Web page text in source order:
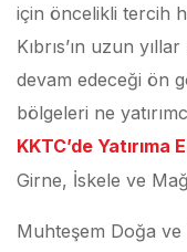
için öncelikli tercih
Kıbrıs’ın uzun
devam edeceği ön
bölgeleri ne
KKTC’de Yatırıma
Girne, İskele ve
Muhteşem Doğa ve